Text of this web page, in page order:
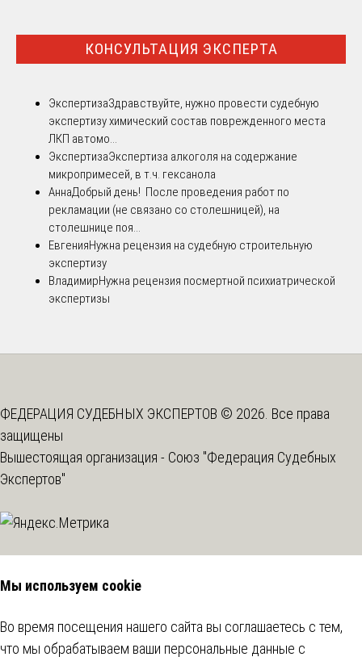
КОНСУЛЬТАЦИЯ ЭКСПЕРТА
ЭкспертизаЗдравствуйте, нужно провести судебную
экспертизу химический состав поврежденного места
ЛКП автомо...
ЭкспертизаЭкспертиза алкоголя на содержание
микропримесей, в т.ч. гексанола
АннаДобрый день! После проведения работ по
рекламации (не связано со столешницей), на
столешнице поя...
ЕвгенияНужна рецензия на судебную строительную
экспертизу
ВладимирНужна рецензия посмертной психиатрической
экспертизы
ФЕДЕРАЦИЯ СУДЕБНЫХ ЭКСПЕРТОВ © 2026. Все права
защищены
Вышестоящая организация - Союз "Федерация Судебных
Экспертов"
Мы используем cookie
Во время посещения нашего сайта вы соглашаетесь с тем,
что мы обрабатываем ваши персональные данные с